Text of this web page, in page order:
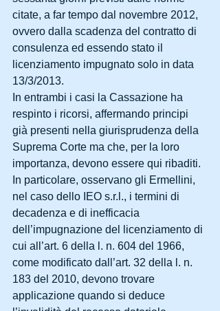
citate, a far tempo dal novembre 2012,
ovvero dalla scadenza del contratto di
consulenza ed essendo stato il
licenziamento impugnato solo in data
13/3/2013.
In entrambi i casi la Cassazione ha
respinto i ricorsi, affermando principi
già presenti nella giurisprudenza della
Suprema Corte ma che, per la loro
importanza, devono essere qui ribaditi.
In particolare, osservano gli Ermellini,
nel caso dello IEO s.r.l., i termini di
decadenza e di inefficacia
dell’impugnazione del licenziamento di
cui all’art. 6 della l. n. 604 del 1966,
come modificato dall’art. 32 della l. n.
183 del 2010, devono trovare
applicazione quando si deduce